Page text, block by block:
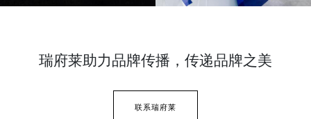
瑞府莱助力品牌传播， 传递品牌之美
联系瑞府莱